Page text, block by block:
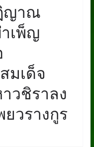
ญาณ
เพ็ญ
มเด็จ
วชิราลง
วรางกูร